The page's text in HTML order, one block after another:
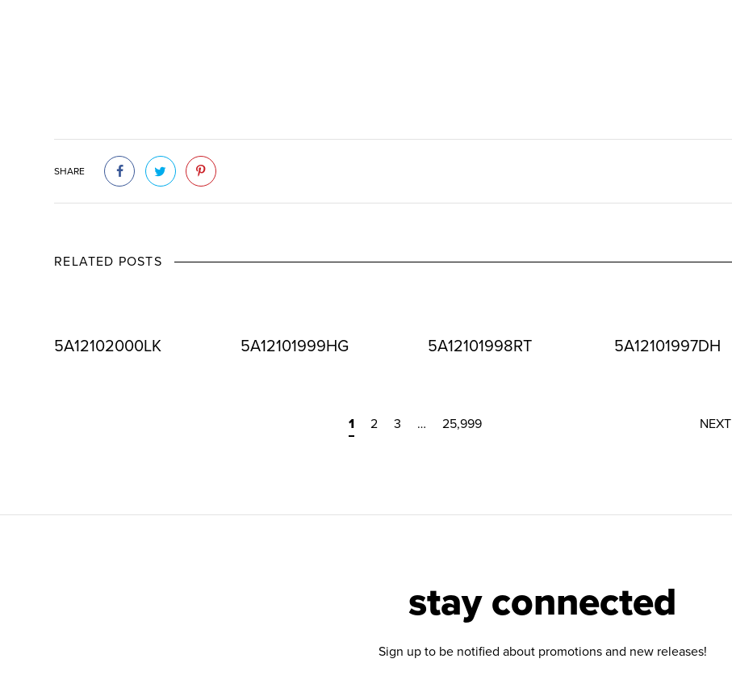
SHARE
RELATED POSTS
5A12102000LK 5A12101999HG 5A12101998RT 5A12101997DH
1 2 3 … 25,999 NEXT
stay connected
Sign up to be notified about promotions and new releases!